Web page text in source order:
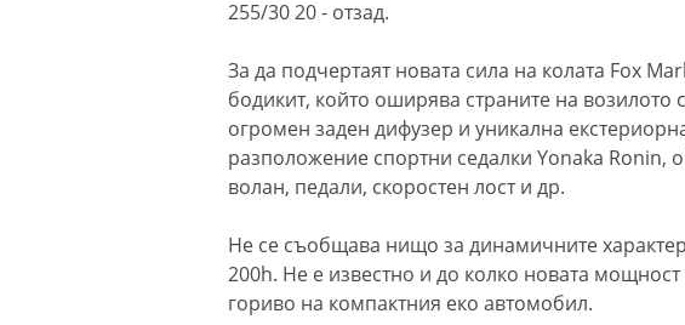
255/30 20 - отзад.
За да подчертаят новата сила на колата Fox
бодикит, който оширява страните на
огромен заден дифузер и уникална
разположение спортни седалки Yonaka Ronin,
волан, педали, скоростен лост и др.
Не се съобщава нищо за динамичните
200h. Не е известно и до колко новата
гориво на компактния еко автомобил.